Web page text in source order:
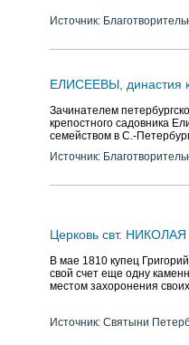
Источник:
ЕЛИСЕЕВЫ, династия
Зачинателем
крепостного садовника
семейством в С.-
Источник:
Церковь свт.
В мае 1810 купец
свой счет еще одну
местом захоронения
Источник: Святыни